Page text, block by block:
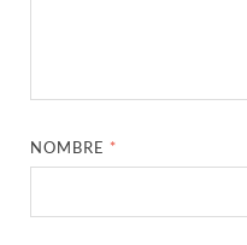
NOMBRE *